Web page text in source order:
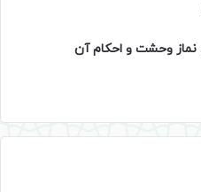
نماز وحشت و احکام آن